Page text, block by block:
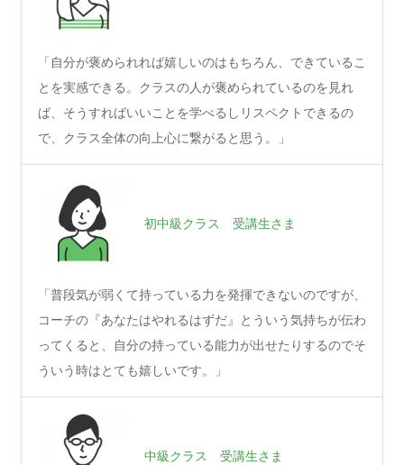
「自分が褒められれば嬉しいのはもちろん、できているこ
とを実感できる。クラスの人が褒められているのを見れ
ば、そうすればいいことを学べるしリスペクトできるの
で、クラス全体の向上心に繋がると思う。」
初中級クラス 受講生さま
「普段気が弱くて持っている力を発揮できないのですが、
コーチの『あなたはやれるはずだ』とういう気持ちが伝わ
ってくると、自分の持っている能力が出せたりするのでそ
ういう時はとても嬉しいです。」
中級クラス 受講生さま